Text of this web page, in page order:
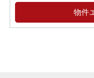
南向き中心、72
の全35邸プライベー
物件